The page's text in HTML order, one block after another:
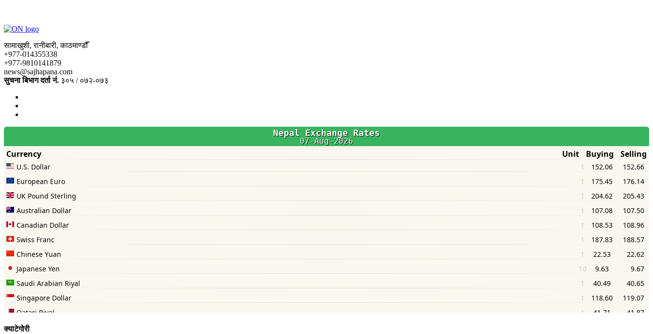
सामाखुशी, रानीबारी, काठमाण्डौँ
+977-014355338
+977-9810141879
news@sajhapana.com
सुचना बिभाग दर्ता नं. ३०५ / ०७२-०७३
क्याटेगोरी